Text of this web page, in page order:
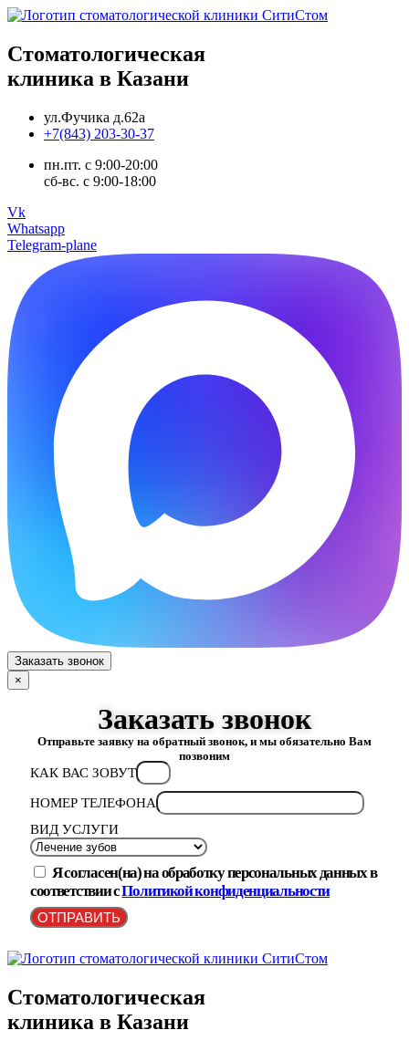
Стоматологическая
клиника в Казани
ул.Фучика д.62а
+7(843) 203-30-37
пн.пт. с 9:00-20:00
сб-вс. с 9:00-18:00
Vk
Whatsapp
Telegram-plane
Заказать звонок
×
Заказать звонок
Отправьте заявку на обратный звонок, и мы обязательно Вам
позвоним
КАК ВАС ЗОВУТ
НОМЕР ТЕЛЕФОНА
ВИД УСЛУГИ
Я согласен(на) на обработку персональных данных в
соответствии сПолитикой конфиденциальности
ОТПРАВИТЬ
Стоматологическая
клиника в Казани